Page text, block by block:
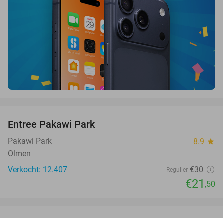
Entree Pakawi Park
Pakawi Park 8.9 star
Olmen
Verkocht: 12.407
Regulier €30
€21 ,50